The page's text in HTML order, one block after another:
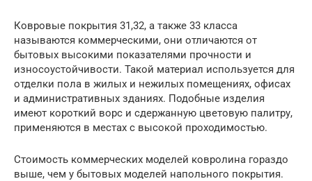
Ковровые покрытия 31,32, а также 33 класса
называются коммерческими, они отличаются от
бытовых высокими показателями прочности и
износоустойчивости. Такой материал используется для
отделки пола в жилых и нежилых помещениях, офисах
и административных зданиях. Подобные изделия
имеют короткий ворс и сдержанную цветовую палитру,
применяются в местах с высокой проходимостью.
Стоимость коммерческих моделей ковролина гораздо
выше, чем у бытовых моделей напольного покрытия.